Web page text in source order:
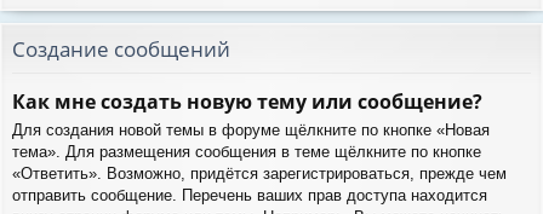
Создание сообщений
Как мне создать новую тему или сообщение?
Для создания новой темы в форуме щёлкните по кнопке «Новая
тема». Для размещения сообщения в теме щёлкните по кнопке
«Ответить». Возможно, придётся зарегистрироваться, прежде чем
отправить сообщение. Перечень ваших прав доступа находится